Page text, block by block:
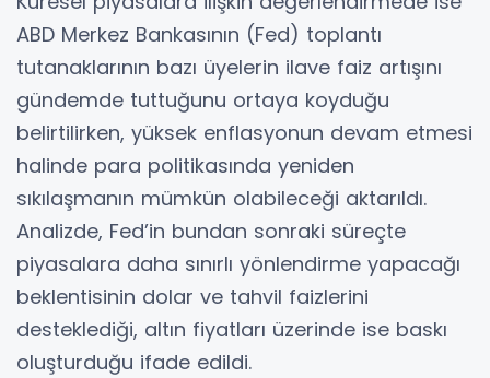
ABD Merkez Bankasının (Fed) toplantı
tutanaklarının bazı üyelerin ilave faiz artışını
gündemde tuttuğunu ortaya koyduğu
belirtilirken, yüksek enflasyonun devam etmesi
halinde para politikasında yeniden
sıkılaşmanın mümkün olabileceği aktarıldı.
Analizde, Fed’in bundan sonraki süreçte
piyasalara daha sınırlı yönlendirme yapacağı
beklentisinin dolar ve tahvil faizlerini
desteklediği, altın fiyatları üzerinde ise baskı
oluşturduğu ifade edildi.